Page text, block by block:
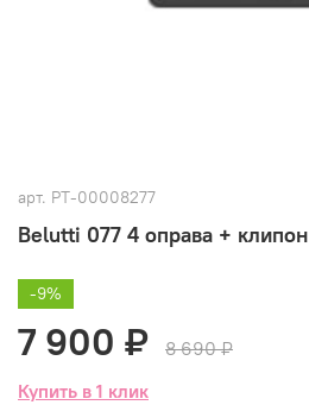
арт. РТ-00008277
Belutti 077 4 оправа + клипон
-9%
7 900 ₽
8 690 ₽
Купить в 1 клик